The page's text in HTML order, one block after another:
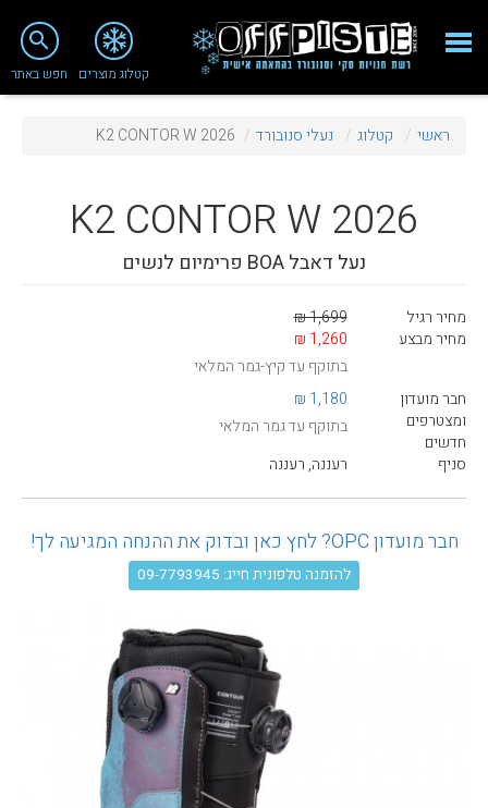
close
ציוד סנובורד
מאמרים
מועדון לקוחות
TeamOPC
עגלת קניות
קטלוג מוצרים
search
חפש באתר
ראשי קטלוג נעלי סנובורד K2 CONTOR W 2026
K2 CONTOR W 2026
נעל דאבל BOA פרימיום לנשים
מחיר רגיל
1,699 ₪
מחיר מבצע
1,260 ₪
בתוקף עד קיץ-גמר המלאי
חבר מועדון
ומצטרפים
חדשים
1,180 ₪
בתוקף עד גמר המלאי
סניף
רעננה, רעננה
חבר מועדון OPC? לחץ כאן ובדוק את ההנחה המגיעה לך!
להזמנה טלפונית חייג: 09-7793945